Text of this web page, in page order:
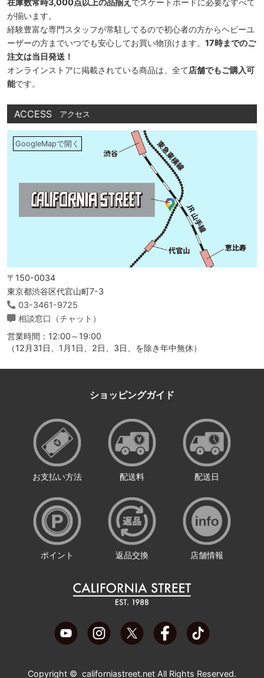
が揃います。
経験豊富な専門スタッフが常駐してるので初心者の方からヘビーユ
ーザーの方までいつでも安心してお買い物頂けます。 17時までのご
注文は当日発送！
オンラインストアに掲載されている商品は、全て店舗でもご購入可
能です。
ACCESS アクセス
GoogleMapで開く
〒150-0034
東京都渋谷区代官山町7-3
03-3461-9725
相談窓口（チャット）
営業時間：12:00～19:00
（12月31日、1月1日、2日、3日、を除き年中無休）
ショッピングガイド
お支払い方法 配送料 配送日
ポイント 返品交換 店舗情報
Copyright © californiastreet.net All Rights Reserved.